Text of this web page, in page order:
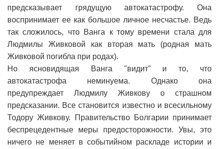
предсказывает грядущую автокатастрофу. Она
воспринимает ее как большое личное несчастье. Ведь
так сложилось, что Ванга к тому времени стала для
Людмилы Живковой как вторая мать (родная мать
Живковой погибла при родах).
Но ясновидящая Ванга "видит" и то, что
автокатастрофа неминуема. Однако она
предупреждает Людмилу Живкову о страшном
предсказании. Все становится известно и всесильному
Тодору Живкову. Правительство Болгарии принимает
беспрецедентные меры предосторожности. Увы, это
ничего не меняет в событийном раскладе истории и